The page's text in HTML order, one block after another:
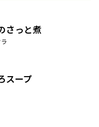
さっと煮
スープ